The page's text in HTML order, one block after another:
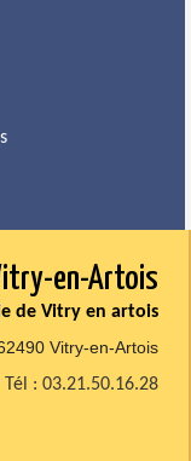
en-Artois
de Vitry en artois
Vitry-en-Artois
Tél : 03.21.50.16.28